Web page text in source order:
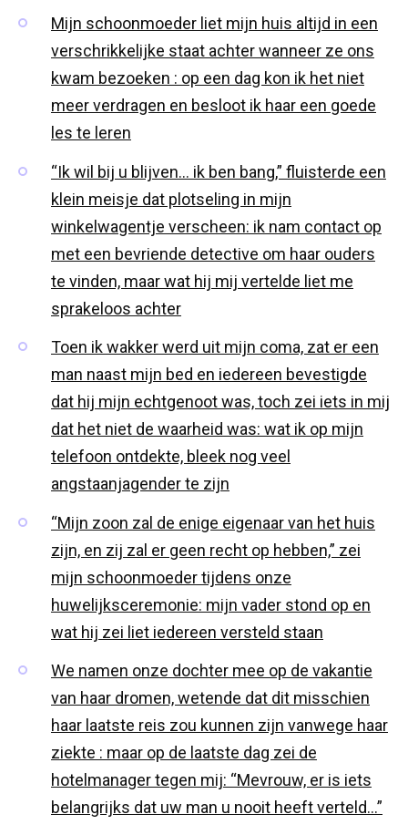
Mijn schoonmoeder liet mijn huis altijd in een
verschrikkelijke staat achter wanneer ze ons
kwam bezoeken : op een dag kon ik het niet
meer verdragen en besloot ik haar een goede
les te leren
“Ik wil bij u blijven… ik ben bang,” fluisterde een
klein meisje dat plotseling in mijn
winkelwagentje verscheen: ik nam contact op
met een bevriende detective om haar ouders
te vinden, maar wat hij mij vertelde liet me
sprakeloos achter
Toen ik wakker werd uit mijn coma, zat er een
man naast mijn bed en iedereen bevestigde
dat hij mijn echtgenoot was, toch zei iets in mij
dat het niet de waarheid was: wat ik op mijn
telefoon ontdekte, bleek nog veel
angstaanjagender te zijn
“Mijn zoon zal de enige eigenaar van het huis
zijn, en zij zal er geen recht op hebben,” zei
mijn schoonmoeder tijdens onze
huwelijksceremonie: mijn vader stond op en
wat hij zei liet iedereen versteld staan
We namen onze dochter mee op de vakantie
van haar dromen, wetende dat dit misschien
haar laatste reis zou kunnen zijn vanwege haar
ziekte : maar op de laatste dag zei de
hotelmanager tegen mij: “Mevrouw, er is iets
belangrijks dat uw man u nooit heeft verteld…”